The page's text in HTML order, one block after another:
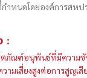
ำหนดโดยองค์การสห
:
ตภัณฑ์อนุพันธ์ที่มีความ
มเสี่ยงสูงต่อการสูญเ